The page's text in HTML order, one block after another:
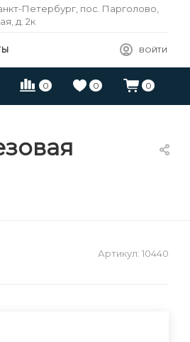
Петербург, пос. Парголово,
д. 2к
ВОЙТИ
0 0 0
Артикул: 10440